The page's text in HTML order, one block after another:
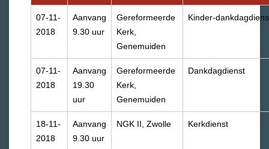
07-11-
2018
Aanvang
9.30 uur
Gereformeerde
Kerk,
Genemuiden
Kinder-
07-11-
2018
Aanvang
19.30
uur
Gereformeerde
Kerk,
Genemuiden
Dankdagdienst
18-11-
2018
Aanvang
9.30 uur
NGK II, Zwolle Kerkdienst